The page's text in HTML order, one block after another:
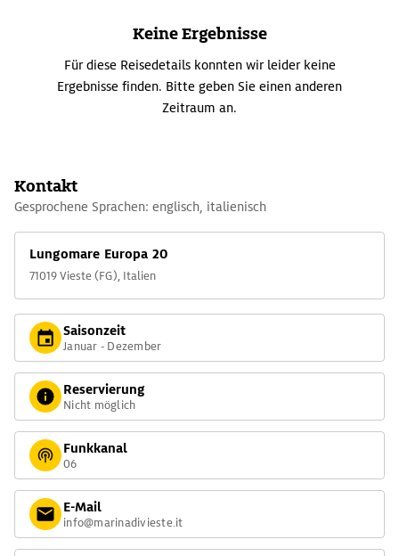
Keine Ergebnisse
Für diese Reisedetails konnten wir leider keine
Ergebnisse finden. Bitte geben Sie einen anderen
Zeitraum an.
Kontakt
Gesprochene Sprachen: englisch, italienisch
Lungomare Europa 20
71019 Vieste (FG), Italien
Saisonzeit
Januar - Dezember
Reservierung
Nicht möglich
Funkkanal
06
E-Mail
info@marinadivieste.it